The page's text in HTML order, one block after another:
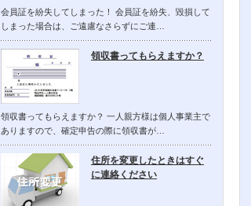
会員証を紛失してしまった！ 会員証を紛失、毀損して
しまった場合は、ご遠慮なさらずにご連…
領収書ってもらえますか？
領収書ってもらえますか？ 一人親方様は個人事業主で
ありますので、確定申告の際に領収書が…
住所を変更したときはすぐ
に連絡ください